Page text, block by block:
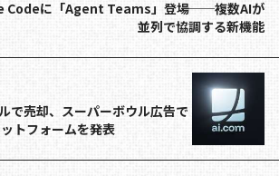
b
o
k
d
s
t Li
n
Codeに「Agent Teams」登場──複数AIが
並列で協調する新機能
で売却、スーパーボウル広告で
トフォームを発表